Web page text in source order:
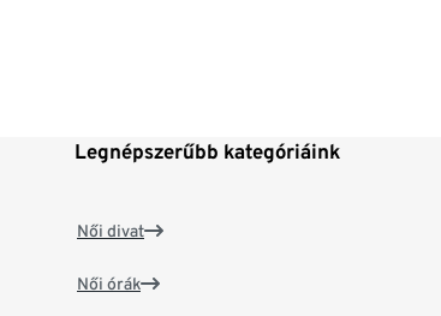
Legnépszerűbb kategóriáink
Női divat
Női órák